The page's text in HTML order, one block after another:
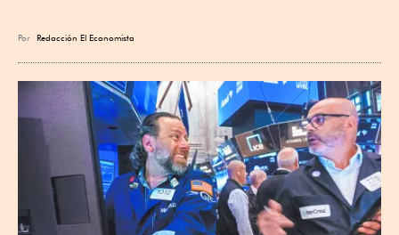
Por Redacción El Economista